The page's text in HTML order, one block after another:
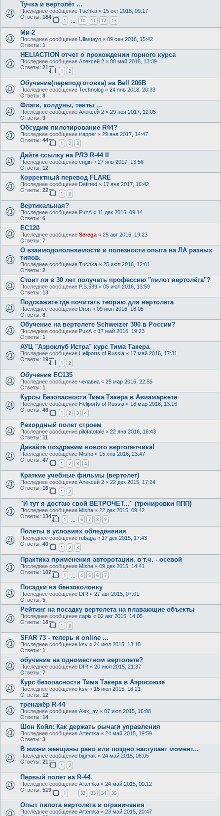
Тучка и вертолёт ...
Последнее сообщение Tuchka « 15 окт 2018, 09:17
Ответы: 184
1 10 11 12 13
Ми-2
Последнее сообщение Ullastayn « 09 сен 2018, 15:42
Ответы: 1
HELIACTION отчет о прохождении горного курса
Последнее сообщение Алексей 2 « 08 май 2018, 13:39
Ответы: 21
1 2
Обучение(переподготовка) на Bell 206В
Последнее сообщение Technolog « 24 янв 2018, 20:33
Ответы: 8
Флаги, колдуны, тенты ...
Последнее сообщение Алексей 2 « 29 ноя 2017, 12:05
Ответы: 3
Обсудим пилотирование R44?
Последнее сообщение trapper « 29 янв 2017, 14:47
Ответы: 44
1 2 3
Дайте ссылку на РЛЭ R-44 II
Последнее сообщение engin « 27 янв 2017, 13:56
Ответы: 12
Корректный перевод FLARE
Последнее сообщение Defined « 17 янв 2017, 16:42
Ответы: 22
1 2
Вертикальная?
Последнее сообщение PuzA « 11 дек 2016, 09:14
Ответы: 6
EC120
Последнее сообщение Serega « 25 авг 2016, 19:23
Ответы: 7
О взаимодополняемости и полезности опыта на ЛА разных
типов.
Последнее сообщение Tuchka « 25 июл 2016, 12:01
Ответы: 2
Стоит ли в 30 лет получать профессию "пилот вертолёта"?
Последнее сообщение P.S.539 « 05 июл 2016, 13:59
Ответы: 13
Подскажите где почитать теорию для вертолета
Последнее сообщение Dron « 09 июн 2016, 18:05
Ответы: 8
Обучение на вертолете Schweizer 300 в России?
Последнее сообщение PuzA « 17 май 2016, 19:23
Ответы: 1
АУЦ "Аэроклуб Истра" курс Тима Такера
Последнее сообщение Heliports of Russia « 17 май 2016, 17:31
Ответы: 19
1 2
Обучение EC135
Последнее сообщение челавиа « 25 мар 2016, 22:55
Ответы: 1
Курсы Безопасности Тима Такера в Авиамаркете
Последнее сообщение Heliports of Russia « 18 мар 2016, 13:16
Ответы: 46
1 2 3 4
Рекордный полет строем
Последнее сообщение pilotatotale « 22 янв 2016, 16:43
Ответы: 11
Давайте поздравим нового вертолетчика!
Последнее сообщение Misha « 15 янв 2016, 23:47
Ответы: 47
1 2 3 4
Краткие учебные фильмы (вертолет)
Последнее сообщение Алексей 2 « 22 дек 2015, 17:24
Ответы: 16
1 2
"И тут я достаю свой ВЕТРОЧЕТ..." (тренировки ППП)
Последнее сообщение Misha « 22 дек 2015, 09:42
Ответы: 134
1 6 7 8 9
Полеты в условиях обледенения
Последнее сообщение rubaga « 17 дек 2015, 17:43
Ответы: 40
1 2 3
Практика применения авторотации, в т.ч. - осевой
Последнее сообщение Misha « 09 дек 2015, 14:41
Ответы: 102
1 4 5 6 7
Посадки на бензоколонку
Последнее сообщение DIR « 27 авг 2015, 07:01
Ответы: 5
Рейтинг на посадку вертолета на плавающие объекты
Последнее сообщение capix « 02 авг 2015, 14:05
Ответы: 18
1 2
SFAR 73 - теперь и online ...
Последнее сообщение ksv « 24 июл 2015, 13:18
Ответы: 1
обучение на одноместном вертолете?
Последнее сообщение DIR « 20 июл 2015, 21:37
Ответы: 7
Курс безопасности Тима Такера в Аэросоюзе
Последнее сообщение ksv « 16 июл 2015, 16:21
Ответы: 12
тренажёр R-44
Последнее сообщение Alex_av « 07 июл 2015, 16:08
Ответы: 14
Шон Койл: Как держать рычаги управления
Последнее сообщение Artemka « 24 май 2015, 19:59
Ответы: 3
В жизни женщины рано или поздно наступает момент...
Последнее сообщение bigmak « 24 май 2015, 08:05
Ответы: 21
1 2
Первый полет на R-44.
Последнее сообщение Artemka « 24 май 2015, 00:12
Ответы: 519
1 32 33 34 35
Опыт пилота вертолета и ограничения
Последнее сообщение Artemka « 23 май 2015, 20:47